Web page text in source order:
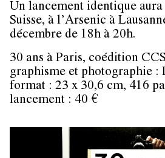
Un lancement identique
Suisse, à l’Arsenic à
décembre de 18h à 20h.
30 ans à Paris, coédition
graphisme et photographie :
format : 23 x 30,6 cm, 416
lancement : 40 €